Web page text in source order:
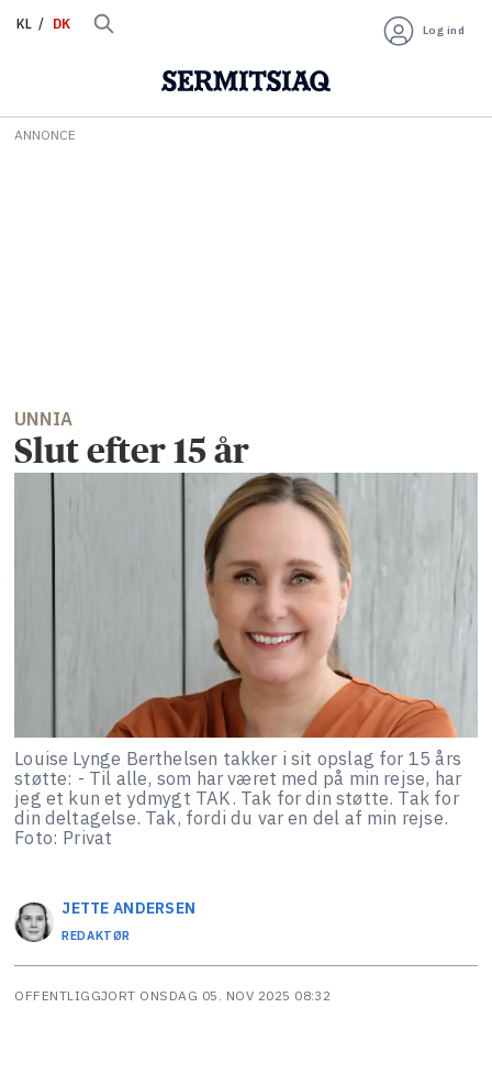
KL DK Log ind
ANNONCE
UNNIA
Slut efter 15 år
Louise Lynge Berthelsen takker i sit opslag for 15 års
støtte: - Til alle, som har været med på min rejse, har
jeg et kun et ydmygt TAK. Tak for din støtte. Tak for
din deltagelse. Tak, fordi du var en del af min rejse.
Foto: Privat
JETTE ANDERSEN
REDAKTØR
OFFENTLIGGJORT ONSDAG 05. NOV 2025 08:32